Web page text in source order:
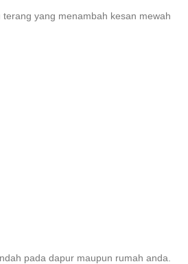
yang menambah kesan mewah
pada dapur maupun rumah anda.